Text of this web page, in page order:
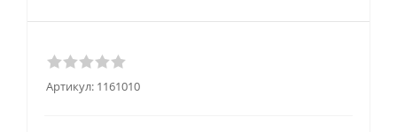
Артикул: 1161010